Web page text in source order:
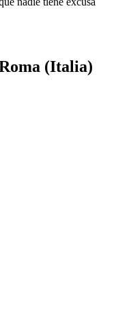
(Italia)